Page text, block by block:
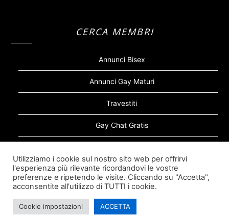
CERCA MEMBRI
Annunci Bisex
Annunci Gay Maturi
Travestiti
Gay Chat Gratis
Sugar Daddy Gay
Utilizziamo i cookie sul nostro sito web per offrirvi
l'esperienza più rilevante ricordandovi le vostre
preferenze e ripetendo le visite. Cliccando su "Accetta",
acconsentite all'utilizzo di TUTTI i cookie.
Cookie impostazioni ACCETTA